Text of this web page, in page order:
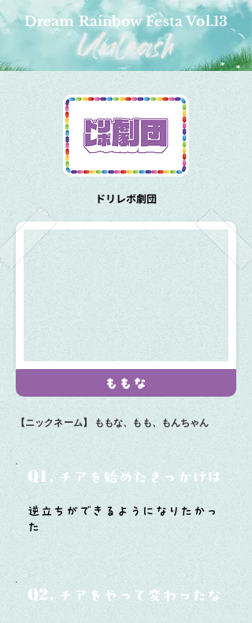
Dream Rainbow Festa Vol.13
ドリレボ劇団
ももな
【ニックネーム】 ももな、もも、もんちゃん
Q1. チアを始めたきっかけは？
逆立ちができるようになりたかっ
た
Q2. チアをやって変わったなと思